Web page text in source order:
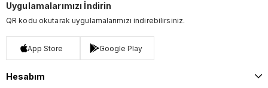
Uygulamalarımızı İndirin
QR kodu okutarak uygulamalarımızı indirebilirsiniz.
App Store Google Play
Hesabım